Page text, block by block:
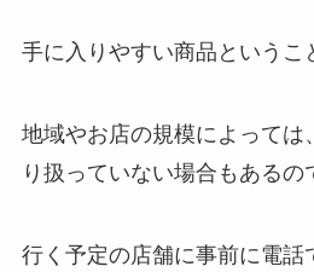
手に入りやすい商品というこ
地域やお店の規模によっては
り扱っていない場合もあるの
行く予定の店舗に事前に電話